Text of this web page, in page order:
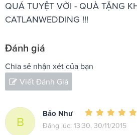
QUÁ TUYỆT VỜI - QUÀ TẶNG
CATLANWEDDING !!!
Đánh giá
Chia sẻ nhận xét của bạn
Viết Đánh Giá
B
Bảo Như
Đăng lúc: 13:30, 30/11/2015